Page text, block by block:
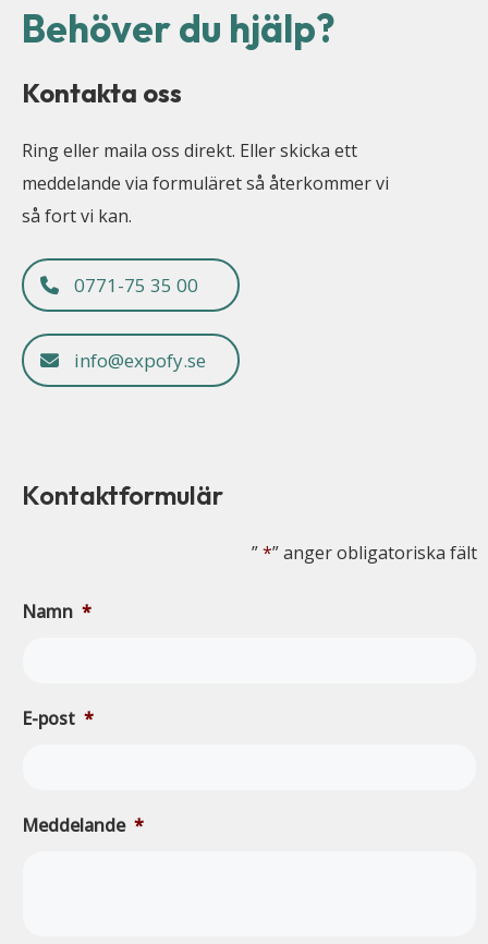
Behöver du hjälp?
Kontakta oss
Ring eller maila oss direkt. Eller skicka ett
meddelande via formuläret så återkommer vi
så fort vi kan.
0771-75 35 00
info@expofy.se
Kontaktformulär
”*” anger obligatoriska fält
Namn *
E-post *
Meddelande *